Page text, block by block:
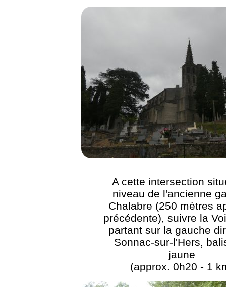
A cette intersection
niveau de l'ancienne
Chalabre (250 mètres
précédente), suivre la
partant sur la gauche
Sonnac-sur-l'Hers,
jaune
(approx. 0h20 - 1